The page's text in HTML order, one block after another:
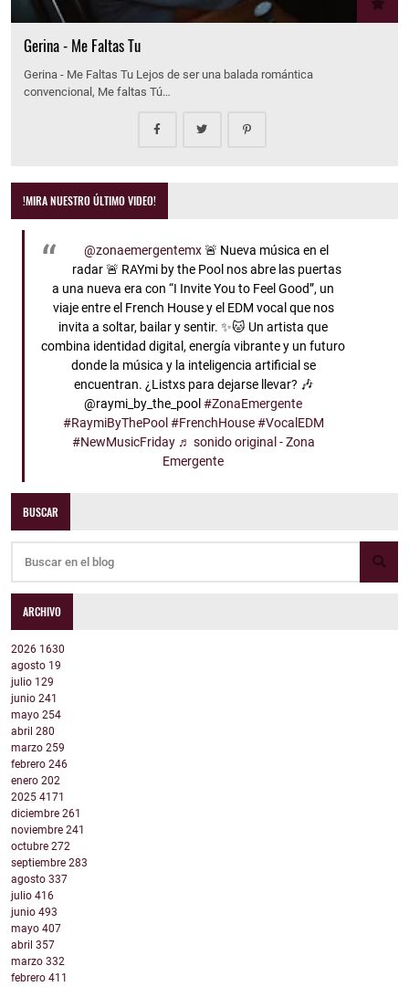
Gerina - Me Faltas Tu
Gerina - Me Faltas Tu Lejos de ser una balada romántica
convencional, Me faltas Tú…
!MIRA NUESTRO ÚLTIMO VIDEO!
@zonaemergentemx🚨 Nueva música en el
radar 🚨 RAYmi by the Pool nos abre las puertas
a una nueva era con “I Invite You to Feel Good”, un
viaje entre el French House y el EDM vocal que nos
invita a soltar, bailar y sentir. ✨🐱 Un artista que
combina identidad digital, energía vibrante y un futuro
donde la música y la inteligencia artificial se
encuentran. ¿Listxs para dejarse llevar? 🎶
@raymi_by_the_pool#ZonaEmergente
#RaymiByThePool #FrenchHouse #VocalEDM
#NewMusicFriday ♬ sonido original - Zona
Emergente
BUSCAR
ARCHIVO
2026 1630
agosto 19
julio 129
junio 241
mayo 254
abril 280
marzo 259
febrero 246
enero 202
2025 4171
diciembre 261
noviembre 241
octubre 272
septiembre 283
agosto 337
julio 416
junio 493
mayo 407
abril 357
marzo 332
febrero 411